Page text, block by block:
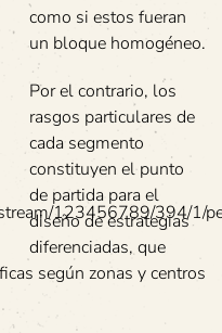
123456789/394/1/
como si estos fueran
un bloque homogéneo.
Por el contrario, los
rasgos particulares de
cada segmento
constituyen el punto
de partida para el
diseño de estrategias
diferenciadas, que
según zonas y centros